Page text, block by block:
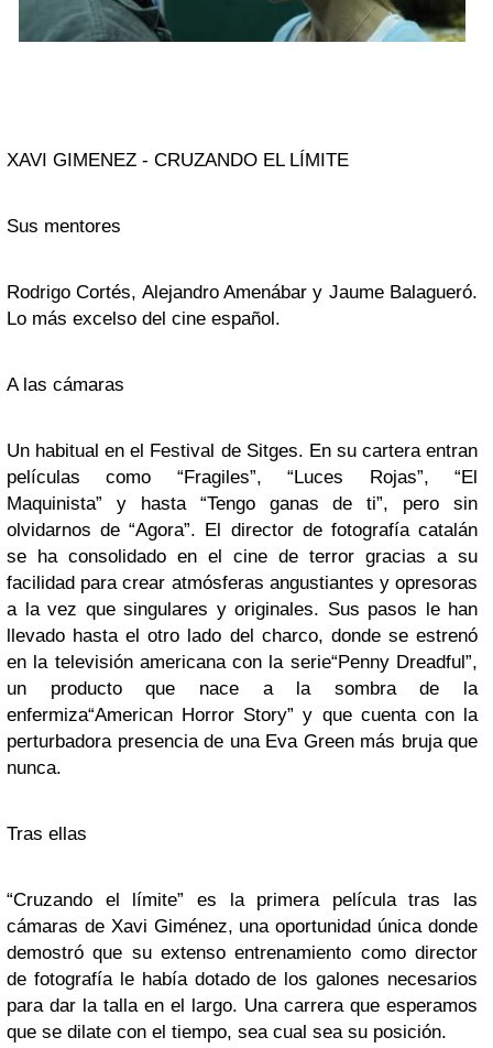
XAVI GIMENEZ - CRUZANDO EL LÍMITE
Sus mentores
Rodrigo Cortés, Alejandro Amenábar y Jaume Balagueró.
Lo más excelso del cine español.
A las cámaras
Un habitual en el Festival de Sitges. En su cartera entran
películas como “Fragiles”,“Luces Rojas”,“El
Maquinista” y hasta “Tengo ganas de ti”, pero sin
olvidarnos de“Agora”. El director de fotografía catalán
se ha consolidado en el cine de terror gracias a su
facilidad para crear atmósferas angustiantes y opresoras
a la vez que singulares y originales. Sus pasos le han
llevado hasta el otro lado del charco, donde se estrenó
en la televisión americana con la serie“Penny Dreadful”,
un producto que nace a la sombra de la
enfermiza“American Horror Story” y que cuenta con la
perturbadora presencia de una Eva Greenmás bruja que
nunca.
Tras ellas
“Cruzando el límite” es la primera película tras las
cámaras deXavi Giménez, una oportunidad única donde
demostró que su extenso entrenamiento como director
de fotografía le había dotado de los galones necesarios
para dar la talla en el largo. Una carrera que esperamos
que se dilate con el tiempo, sea cual sea su posición.